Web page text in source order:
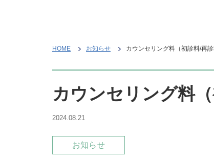
HOME お知らせ カウンセリング料（初診料/再
カウンセリング料
2024.08.21
お知らせ